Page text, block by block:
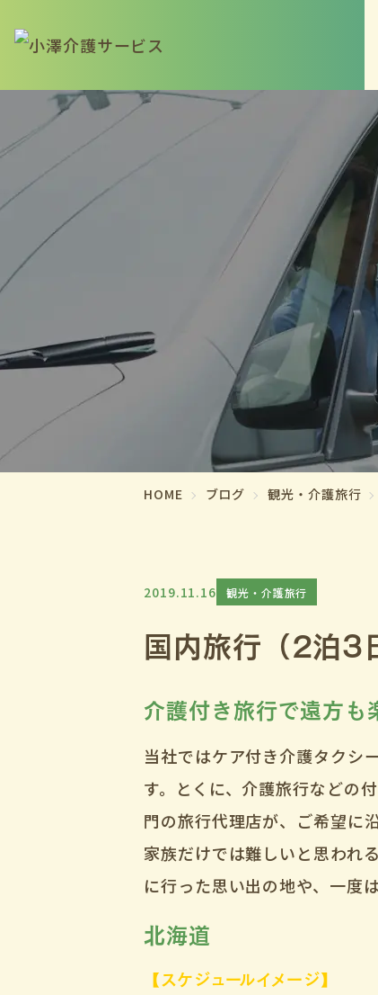
さいたま本部048-788-1182
HOME ブログ 観光・介護旅行
2019.11.16 観光・介護旅行
国内旅行（2泊3
介護付き旅行で遠方も
当社ではケア付き介護タクシ
す。とくに、介護旅行などの
門の旅行代理店が、ご希望に
家族だけでは難しいと思われ
に行った思い出の地や、一度
北海道
【スケジュールイメージ】